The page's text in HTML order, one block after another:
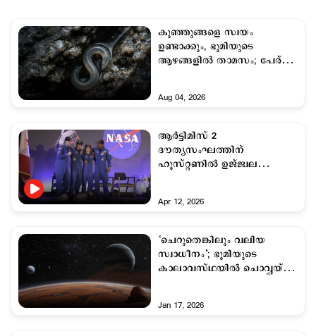
കുഞ്ഞുങ്ങളെ സ്വയം
ഉണ്ടാക്കും, ഭൂമിയുടെ
ആഴങ്ങളിൽ താമസം; പേര്
Aug 04, 2026
ആർട്ടിമിസ് 2
ദൗത്യസംഘത്തിന്
ഹൂസ്റ്റണിൽ ഉജ്ജ്വല
Apr 12, 2026
‘ചെറുതെങ്കിലും വലിയ
സ്വാധീനം’; ഭൂമിയുടെ
കാലാവസ്ഥയിൽ ചൊവ്വയ്ക്ക്
Jan 17, 2026